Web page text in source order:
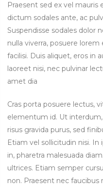
Praesent sed ex vel mauris
dictum sodales ante, ac
Suspendisse sodales dolor
nulla viverra, posuere
facilisi. Duis aliquet, eros in
laoreet nisi, nec pulvinar
amet dia
Cras porta posuere lectus,
elementum id. Ut
risus gravida purus, sed
Etiam vel sollicitudin nisi.
in, pharetra malesuada
ultrices. Etiam semper
non. Praesent nec faucibus